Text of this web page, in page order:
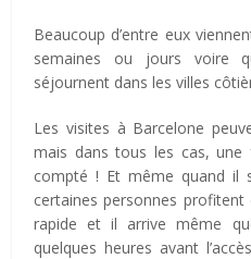
Beaucoup d’entre eux
semaines ou jours voire
séjournent dans les villes
Les visites à Barcelone
mais dans tous les cas,
compté ! Et même quand il
certaines personnes profitent
rapide et il arrive même
quelques heures avant